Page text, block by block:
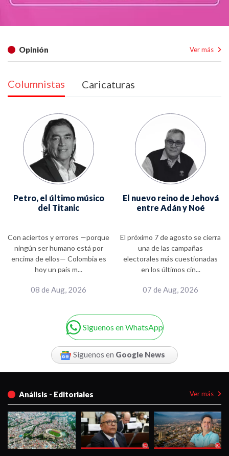
Columnistas Caricaturas
Petro, el último músico
del Titanic
08 de Aug, 2026
Con aciertos y errores —porque
ningún ser humano está por
encima de ellos— Colombia es
hoy un país m...
El nuevo reino de Jehová
entre Adán y Noé
07 de Aug, 2026
El próximo 7 de agosto se cierra
una de las campañas
electorales más cuestionadas
en los últimos cin...
Opinión Ver más
Siguenos en WhatsApp
Síguenos en Google News
Análisis - Editoriales Ver más